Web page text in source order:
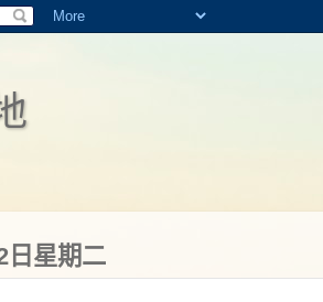
日星期二